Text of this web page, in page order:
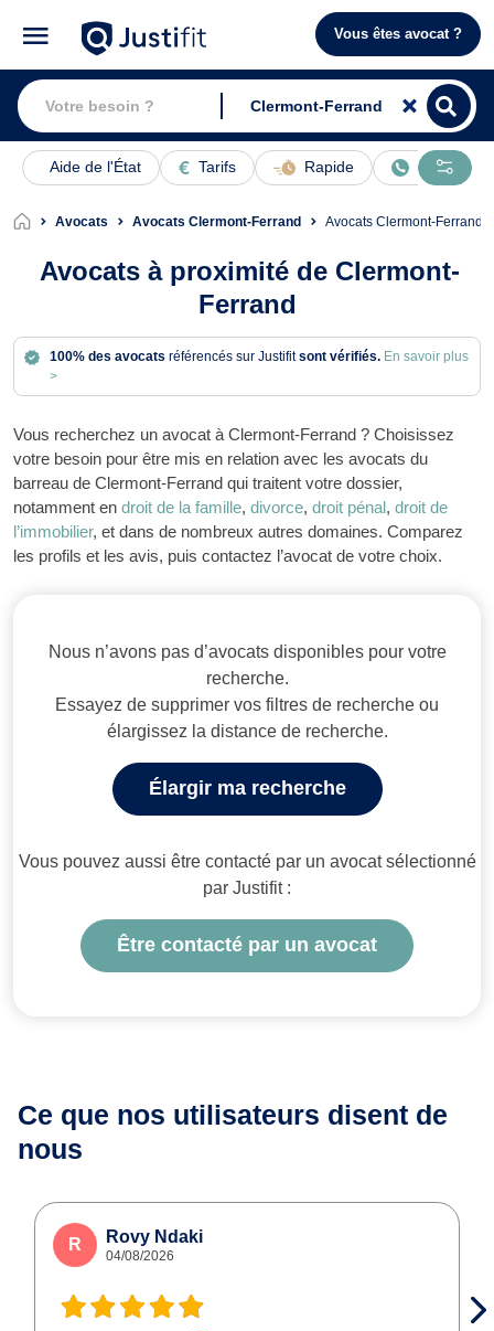
Vous êtes avocat ?
Aide de l'État Tarifs Rapide En ligne
Avocats Avocats Clermont-Ferrand Avocats Clermont-Ferrand
Avocats à proximité de Clermont-
Ferrand
100% des avocats référencés sur Justifitsont vérifiés. En savoir plus
>
Vous recherchez un avocat à Clermont-Ferrand ? Choisissez
votre besoin pour être mis en relation avec les avocats du
barreau de Clermont-Ferrand qui traitent votre dossier,
notamment en droit de la famille, divorce, droit pénal, droit de
l’immobilier, et dans de nombreux autres domaines. Comparez
les profils et les avis, puis contactez l’avocat de votre choix.
Nous n’avons pas d’avocats disponibles pour votre
recherche.
Essayez de supprimer vos filtres de recherche ou
élargissez la distance de recherche.
Élargir ma recherche
Vous pouvez aussi être contacté par un avocat sélectionné
par Justifit :
Être contacté par un avocat
Ce que nos utilisateurs disent de
nous
R Rovy Ndaki
04/08/2026